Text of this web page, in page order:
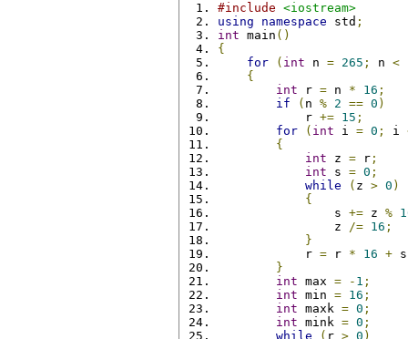
#include <iostream>
using
namespace std ;
int main ()
{
for
( int n = 265 ; n <
{
int r = n * 16 ;
if
( n % 2 == 0 )
            r
+= 15 ;
for
( int i = 0 ; i
{
int z = r ;
int s = 0 ;
while
( z > 0 )
{
                s
+= z %
                z
/= 16 ;
}
            r
= r * 16 +
}
int max = - 1 ;
int min = 16 ;
int maxk = 0 ;
int mink = 0 ;
while
( r > 0 )